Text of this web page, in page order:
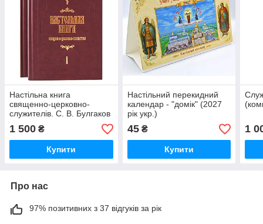
Настільна книга
священно-церковно-
служителів. С. В. Булгаков
у 2-х томах
1 500 ₴
Купити
Настільний перекидний
календар - "домік" (2027
рік укр.)
45₴
Купити
1
Про нас
97% позитивних з 37 відгуків за рік